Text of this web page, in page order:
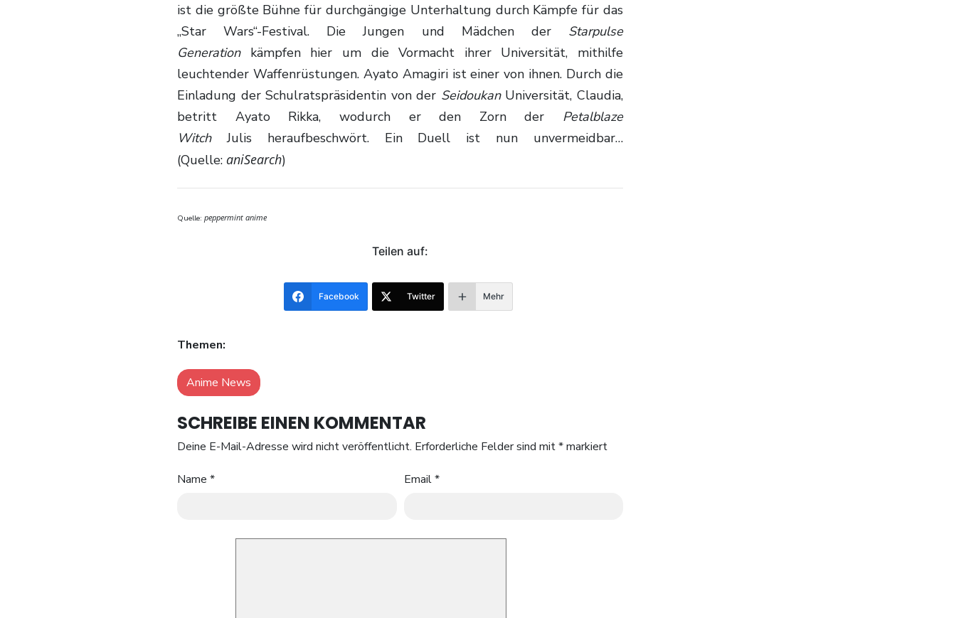
ist die größte Bühne für durchgängige Unterhaltung durch Kämpfe für das
„Star Wars“-Festival. Die Jungen und Mädchen der Starpulse
Generationkämpfen hier um die Vormacht ihrer Universität, mithilfe
leuchtender Waffenrüstungen. Ayato Amagiri ist einer von ihnen. Durch die
Einladung der Schulratspräsidentin von der SeidoukanUniversität, Claudia,
betritt Ayato Rikka, wodurch er den Zorn der Petalblaze
WitchJulis heraufbeschwört. Ein Duell ist nun unvermeidbar…
(Quelle: aniSearch)
Quelle: peppermint anime
Teilen auf:
Facebook Twitter Mehr
Themen:
Anime News
SCHREIBE EINEN KOMMENTAR
Deine E-Mail-Adresse wird nicht veröffentlicht. Erforderliche Felder sind mit*markiert
Name * Email*